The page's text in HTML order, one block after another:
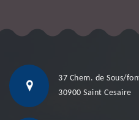
37 Chem. de Sous/
30900 Saint Cesaire